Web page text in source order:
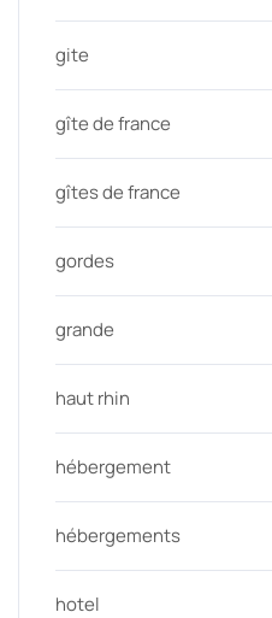
gite
gîte de france
gîtes de france
gordes
grande
haut rhin
hébergement
hébergements
hotel